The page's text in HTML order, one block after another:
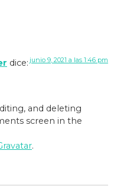
dice: junio 9, 2021 a las 1:46 pm
and deleting
screen in the
.